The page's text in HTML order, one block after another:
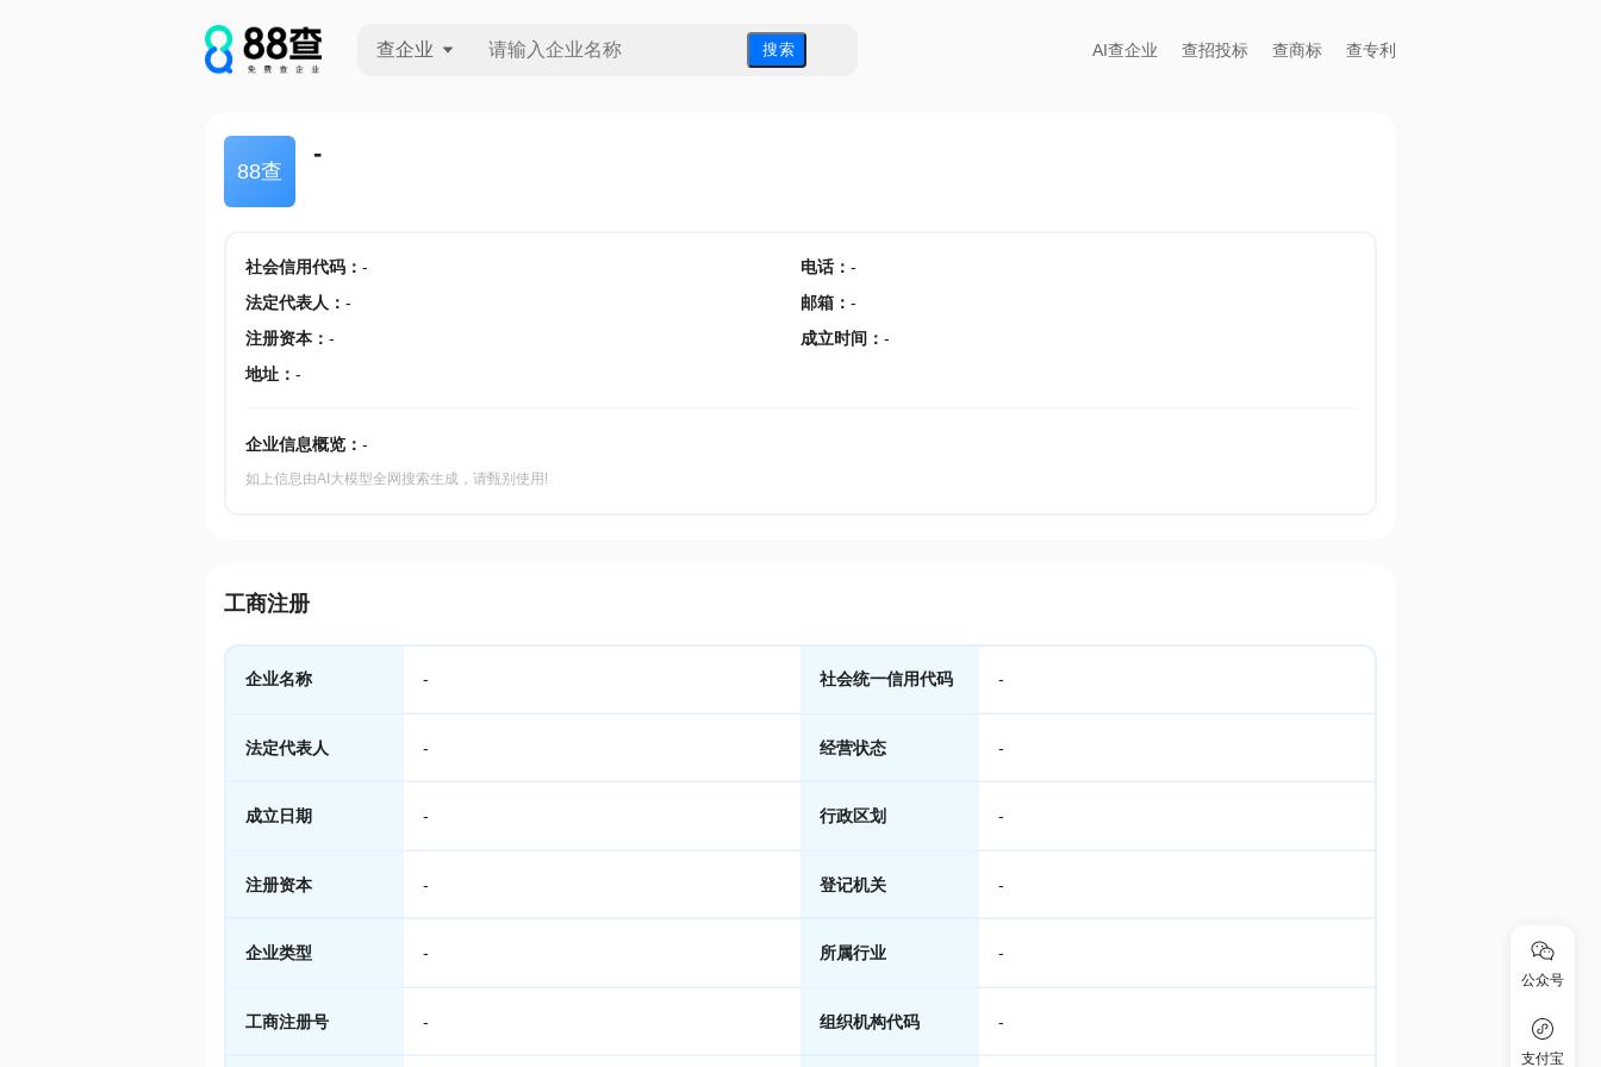
查企业 搜 索 AI查企业 查招投标 查商标 查专利
88查
-
社会信用代码： - 电话： -
法定代表人 ： - 邮箱 ： -
注册资本： - 成立时间 ： -
地址： -
企业信息概览： -
如上信息由AI大模型全网搜索生成，请甄别使用!
工商注册
企业名称 - 社会统一信用代码 -
法定代表人 - 经营状态 -
成立日期 - 行政区划 -
注册资本 - 登记机关 -
企业类型 - 所属行业 -
工商注册号 - 组织机构代码 -
公众号
支付宝